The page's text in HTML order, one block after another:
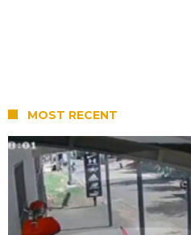
MOST RECENT